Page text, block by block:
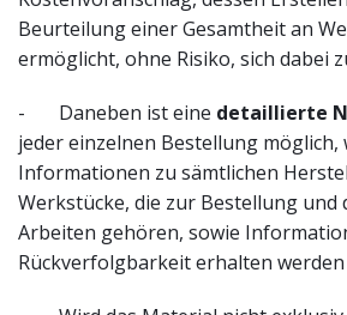
Beurteilung einer Gesamtheit an
ermöglicht, ohne Risiko, sich dabei
- Daneben ist eine detaillierte
jeder einzelnen Bestellung möglich,
Informationen zu sämtlichen
Werkstücke, die zur Bestellung und
Arbeiten gehören, sowie
Rückverfolgbarkeit erhalten